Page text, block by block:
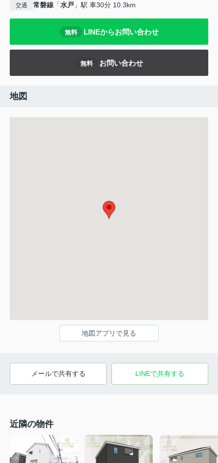
交通 常磐線 「水戸 」駅 車30分 10.3km
無料 LINEからお問い合わせ
無料 お問い合わせ
地図
地図アプリで見る
メールで共有する LINEで共有する
近隣の物件